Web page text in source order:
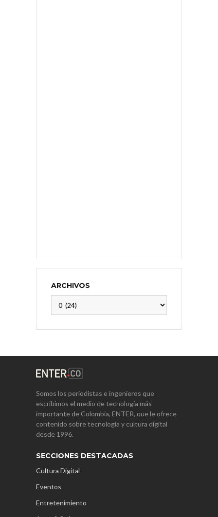
ARCHIVOS
Somos los periodistas e ingenieros que
escribimos el medio de tecnología más
importante de Colombia, ENTER, que le ofrece
contenido sobre tecnología y cultura digital
desde 1996.
SECCIONES DESTACADAS
Cultura Digital
Eventos
Entretenimiento